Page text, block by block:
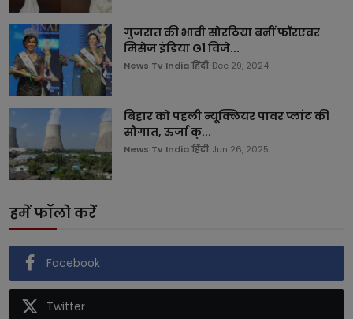
गुजरात की भावी सोरठिया बनीं फॉरएवर
मिसेज इंडिया G1 विजे...
News Tv India हिंदी Dec 29, 2024
बिहार को पहली न्यूक्लियर पावर प्लांट की
सौगात, ऊर्जा क्...
News Tv India हिंदी Jun 26, 2025
हमें फॉलो करें
Facebook
Twitter